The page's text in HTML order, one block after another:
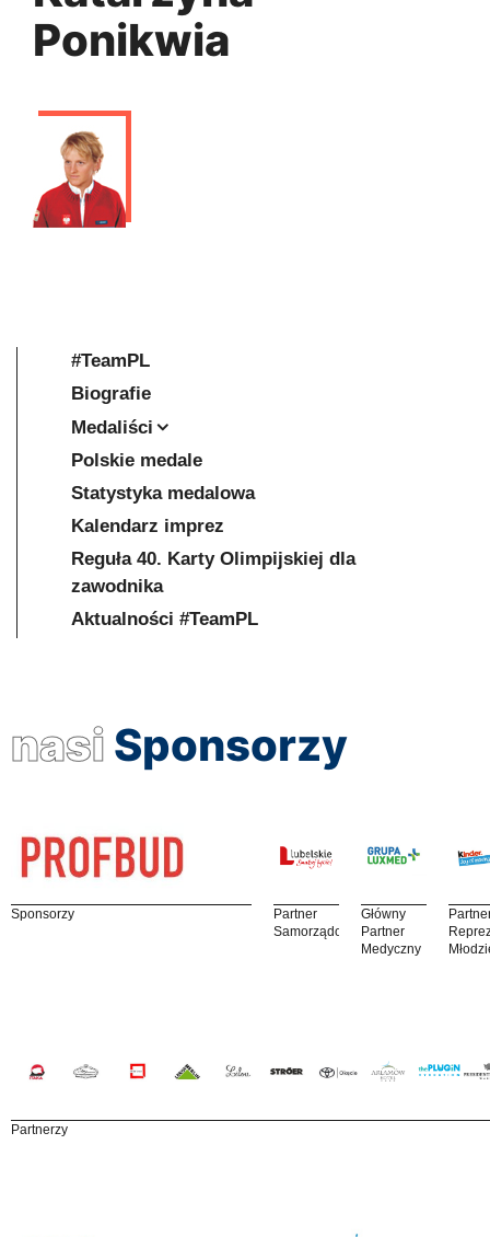
Ponikwia
#TeamPL
Biografie
Medaliści
Polskie medale
Statystyka medalowa
Kalendarz imprez
Reguła 40. Karty Olimpijskiej dla
zawodnika
Aktualności #TeamPL
nasi Sponsorzy
Sponsorzy
Partner
Samorządowy
Główny
Partner
Medyczny
Partnerzy